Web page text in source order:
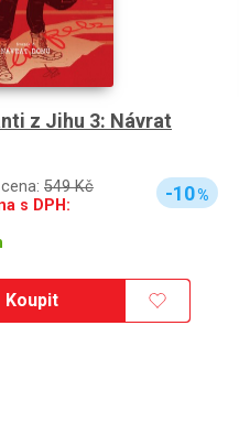
z Jihu 3: Návrat
549 Kč
s DPH:
-10%
Koupit